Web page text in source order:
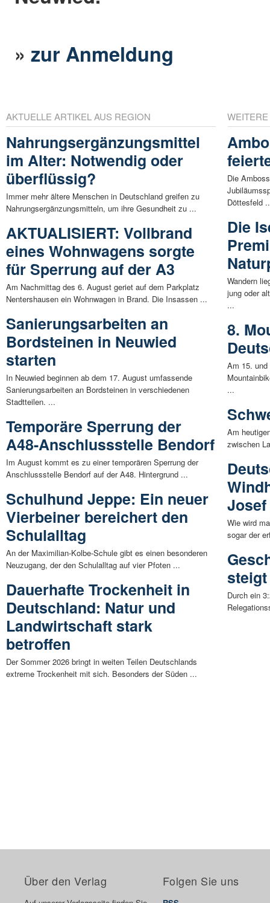
»zur Anmeldung
AKTUELLE ARTIKEL AUS REGION
Nahrungsergänzungsmittel
im Alter: Notwendig oder
überflüssig?
Immer mehr ältere Menschen in Deutschland greifen zu
Nahrungsergänzungsmitteln, um ihre Gesundheit zu ...
AKTUALISIERT: Vollbrand
eines Wohnwagens sorgte
für Sperrung auf der A3
Am Nachmittag des 6. August geriet auf dem Parkplatz
Nentershausen ein Wohnwagen in Brand. Die Insassen ...
Sanierungsarbeiten an
Bordsteinen in Neuwied
starten
In Neuwied beginnen ab dem 17. August umfassende
Sanierungsarbeiten an Bordsteinen in verschiedenen
Stadtteilen. ...
Temporäre Sperrung der
A48-Anschlussstelle Bendorf
Im August kommt es zu einer temporären Sperrung der
Anschlussstelle Bendorf auf der A48. Hintergrund ...
Schulhund Jeppe: Ein neuer
Vierbeiner bereichert den
Schulalltag
An der Maximilian-Kolbe-Schule gibt es einen besonderen
Neuzugang, der den Schulalltag auf vier Pfoten ...
Dauerhafte Trockenheit in
Deutschland: Natur und
Landwirtschaft stark
betroffen
Der Sommer 2026 bringt in weiten Teilen Deutschlands
extreme Trockenheit mit sich. Besonders der Süden ...
Die
Döttesfeld
Die
Wandern
jung oder
...
8.
Am 15.
...
Am
zwischen
Wie wird
sogar der
Durch ein
Über den Verlag Folgen Sie uns